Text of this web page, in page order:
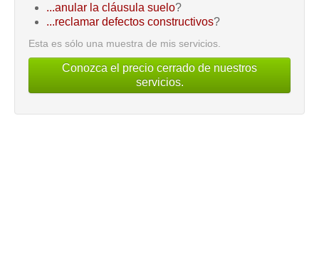
...anular la cláusula suelo?
...reclamar defectos constructivos?
Esta es sólo una muestra de mis servicios.
Conozca el precio cerrado de nuestros
servicios.